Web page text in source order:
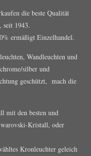
die beste Qualität
seit 1943.
ermäßigt Einzelhandel.
Wandleuchten und
silber und
geschützt, mach die
mit den besten und
Kristall, oder
Kronleuchter geleich